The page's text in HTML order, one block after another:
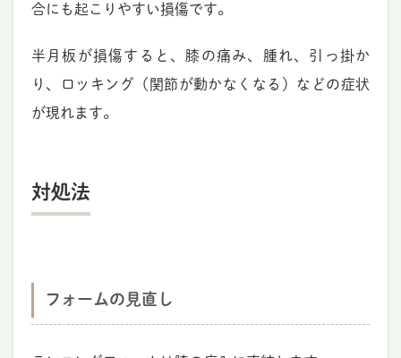
合にも起こりやすい損傷です。
半月板が損傷すると、膝の痛み、腫れ、引っ掛か
り、ロッキング（関節が動かなくなる）などの症状
が現れます。
対処法
フォームの見直し